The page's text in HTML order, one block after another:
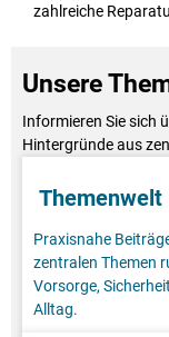
zahlreiche
Unsere
Informieren Sie sich
Hintergründe aus
Themenwelt
Praxisnahe
zentralen Themen
Vorsorge,
Alltag.